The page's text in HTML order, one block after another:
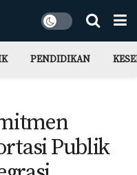
PENDIDIKAN
Publik